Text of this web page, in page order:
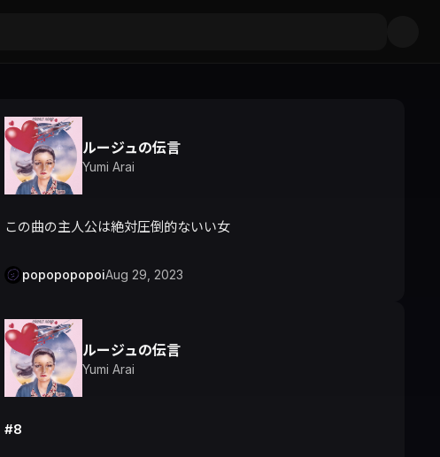
ルージュの伝言
Yumi Arai
この曲の主人公は絶対圧倒的ないい女
popopopopoiAug 29, 2023
ルージュの伝言
Yumi Arai
#8